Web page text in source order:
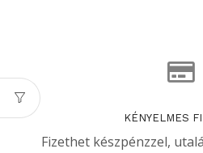
KÉNYELMES
Fizethet készpénzzel,